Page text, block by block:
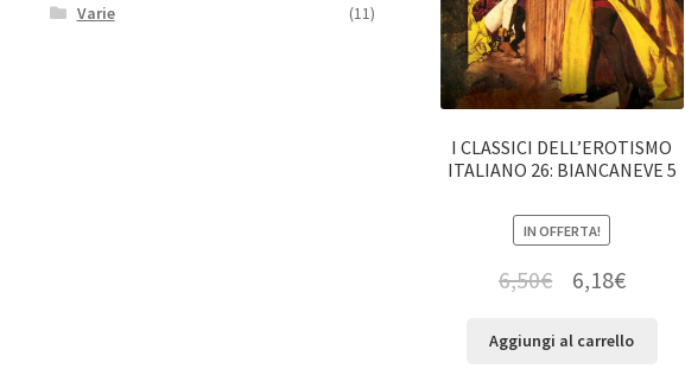
I CLASSICI DELL’EROTISMO
ITALIANO 26: BIANCANEVE 5
IN OFFERTA!
6,50€ 6,18€
Aggiungi al carrello
Varie
(11)